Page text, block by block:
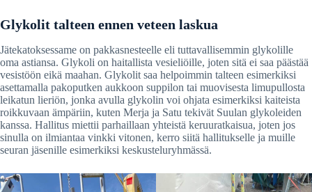
Glykolit talteen ennen veteen laskua
Jätekatoksessame on pakkasnesteelle eli tuttavallisemmin glykolille
oma astiansa. Glykoli on haitallista vesieliöille, joten sitä ei saa päästää
vesistöön eikä maahan. Glykolit saa helpoimmin talteen esimerkiksi
asettamalla pakoputken aukkoon suppilon tai muovisesta limupullosta
leikatun lieriön, jonka avulla glykolin voi ohjata esimerkiksi kaiteista
roikkuvaan ämpäriin, kuten Merja ja Satu tekivät Suulan glykoleiden
kanssa. Hallitus miettii parhaillaan yhteistä keruuratkaisua, joten jos
sinulla on ilmiantaa vinkki vitonen, kerro siitä hallitukselle ja muille
seuran jäsenille esimerkiksi keskusteluryhmässä.